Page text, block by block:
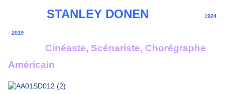
STANLEY DONEN 1924
- 2019
Cinéaste, Scénariste, Chorégraphe
Américain